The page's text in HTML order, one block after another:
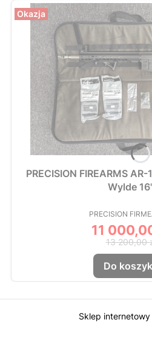
Okazja
PRECISION FIREARMS
Wylde
PRODUCENT
PRECISION
11
13 200,00
Do
Sklep internetowy